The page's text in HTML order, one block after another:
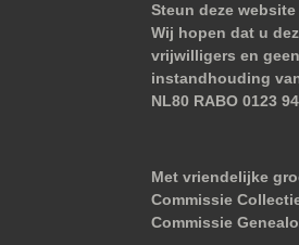
Steun deze website
Wij hopen dat u
vrijwilligers en
instandhouding
NL80 RABO 0123
Met vriendelijke
Commissie
Commissie